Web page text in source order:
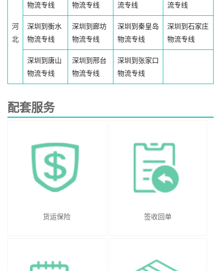
河
北
物流专线
物流专线
流专线
流专线
深圳到衡水
物流专线
深圳到廊坊
物流专线
深圳到秦皇岛
物流专线
深圳到石家庄
物流专线
深圳到唐山
物流专线
深圳到邢台
物流专线
深圳到张家口
物流专线
配套服务
货运保险 签收回单